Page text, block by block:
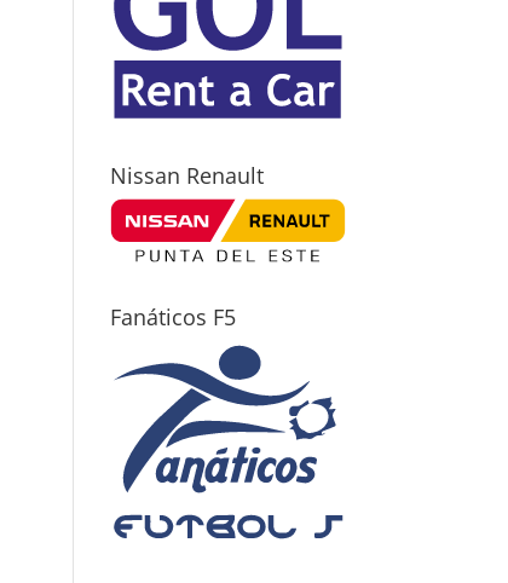
Nissan Renault
Fanáticos F5